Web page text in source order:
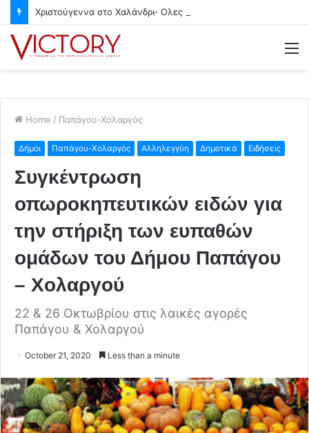
Home / Παπάγου-Χολαργός
Δήμοι Παπάγου-Χολαργός Αλληλεγγύη Δημοτικά Ειδήσεις
Συγκέντρωση
οπωροκηπευτικών ειδών για
την στήριξη των ευπαθών
ομάδων του Δήμου Παπάγου
– Χολαργού
22 & 26 Οκτωβρίου στις λαικές αγορές
Παπάγου & Χολαργού
October 21, 2020 Less than a minute